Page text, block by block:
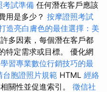
考試準備 任何潛在客戶應該
用是多少？ 按摩證照考試
造亮白膚色的最佳選擇：美
多因素，每個潛在客戶都
特定需求或目標。 優化網
學習專業數位行銷技巧的最
台胞證照片規範 HTML 經絡
關性並促進索引。 徵信社